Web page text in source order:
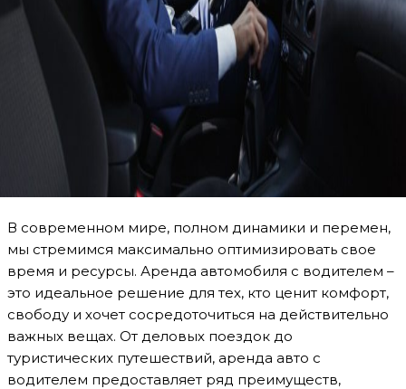
В современном мире, полном динамики и перемен,
мы стремимся максимально оптимизировать свое
время и ресурсы. Аренда автомобиля с водителем –
это идеальное решение для тех, кто ценит комфорт,
свободу и хочет сосредоточиться на действительно
важных вещах. От деловых поездок до
туристических путешествий, аренда авто с
водителем предоставляет ряд преимуществ,